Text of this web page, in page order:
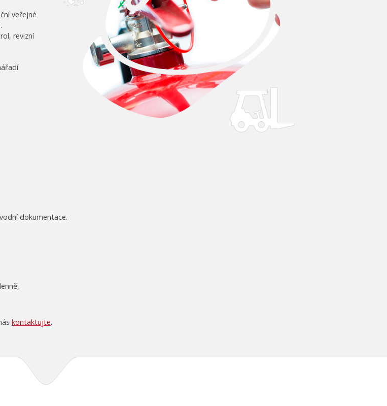
veřejné
revizní
dokumentace.
kontaktujte.